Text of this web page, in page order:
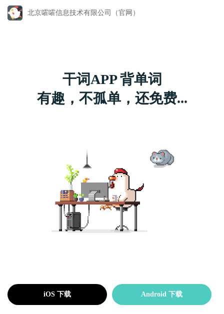
北京嚯嚯信息技术有限公司（官网）
干词APP 背单词
有趣，不孤单，还免费...
iOS 下载 Android 下载